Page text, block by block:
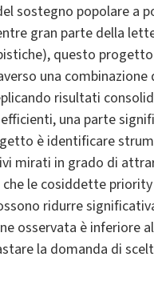
sostegno popolare a
gran parte della
questo
una
risultati
una parte
è identificare
mirati in grado di
le cosiddette
ridurre
osservata è inferiore
la domanda di